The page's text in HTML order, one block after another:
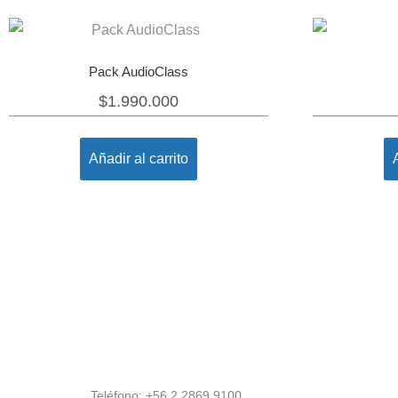
Pack AudioClass
$1.990.000
Añadir al carrito
Teléfono: +56 2 2869 9100